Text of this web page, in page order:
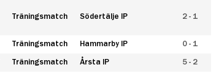
Träningsmatch Södertälje IP 2 - 1
Träningsmatch Hammarby IP 0 - 1
Träningsmatch Årsta IP 5 - 2